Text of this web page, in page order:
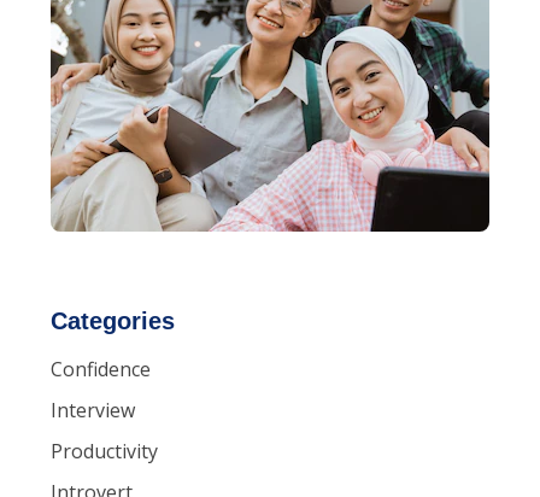
Categories
Confidence
Interview
Productivity
Introvert